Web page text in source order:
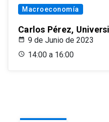
Macroeconomía
Carlos Pérez,
9 de Junio de 2023
14:00 a 16:00